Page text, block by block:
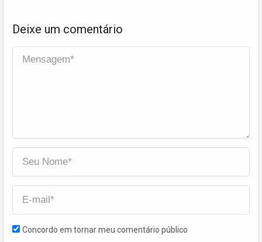
Deixe um comentário
Concordo em tornar meu comentário público